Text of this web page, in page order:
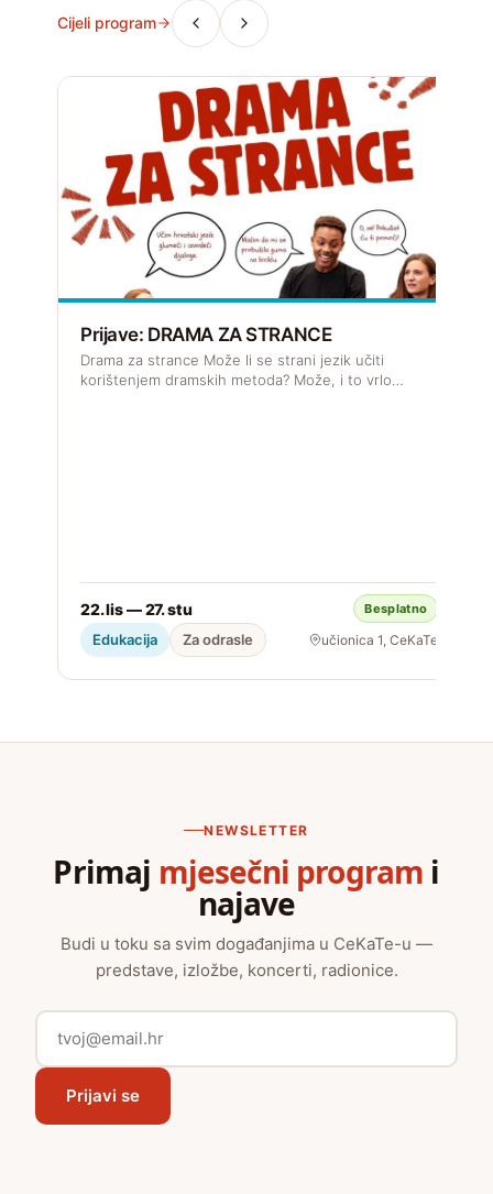
Cijeli program
Prijave: DRAMA ZA STRANCE
Drama za strance Može li se strani jezik učiti
korištenjem dramskih metoda? Može, i to vrlo…
22. lis — 27. stu Besplatno
Edukacija Za odrasle učionica 1, CeKaTe
NEWSLETTER
Primaj mjesečni program i
najave
Budi u toku sa svim događanjima u CeKaTe-u —
predstave, izložbe, koncerti, radionice.
Prijavi se